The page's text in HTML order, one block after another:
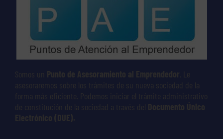
Somos un Punto de Asesoramiento al Emprendedor . Le
asesoraremos sobre los trámites de su nueva sociedad de la
forma más eficiente. Podemos iniciar el trámite administrativo
de constitución de la sociedad a través del Documento Único
Electrónico (DUE).